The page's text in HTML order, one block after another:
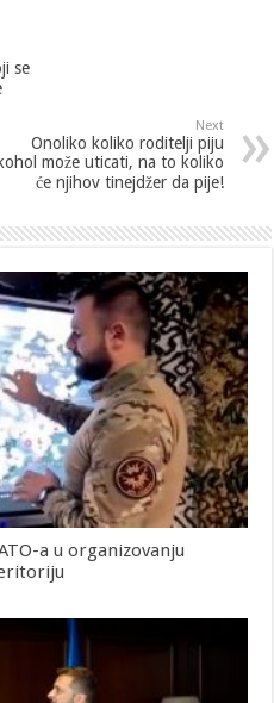
se
Next
Onoliko koliko roditelji piju
može uticati, na to koliko
će njihov tinejdžer da pije!
a u organizovanju